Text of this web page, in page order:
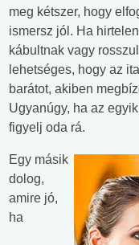
meg kétszer, hogy
ismersz jól. Ha
kábultnak vagy
lehetséges, hogy az
barátot, akiben
Ugyanúgy, ha az
figyelj oda rá.
Egy másik
dolog,
amire jó,
ha